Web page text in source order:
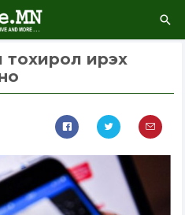
тохирол ирэх